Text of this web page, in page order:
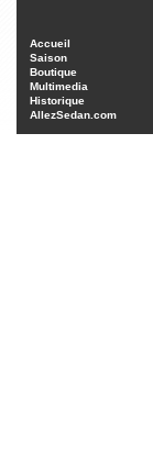
Accueil
Saison
Boutique
Multimedia
Historique
AllezSedan.com